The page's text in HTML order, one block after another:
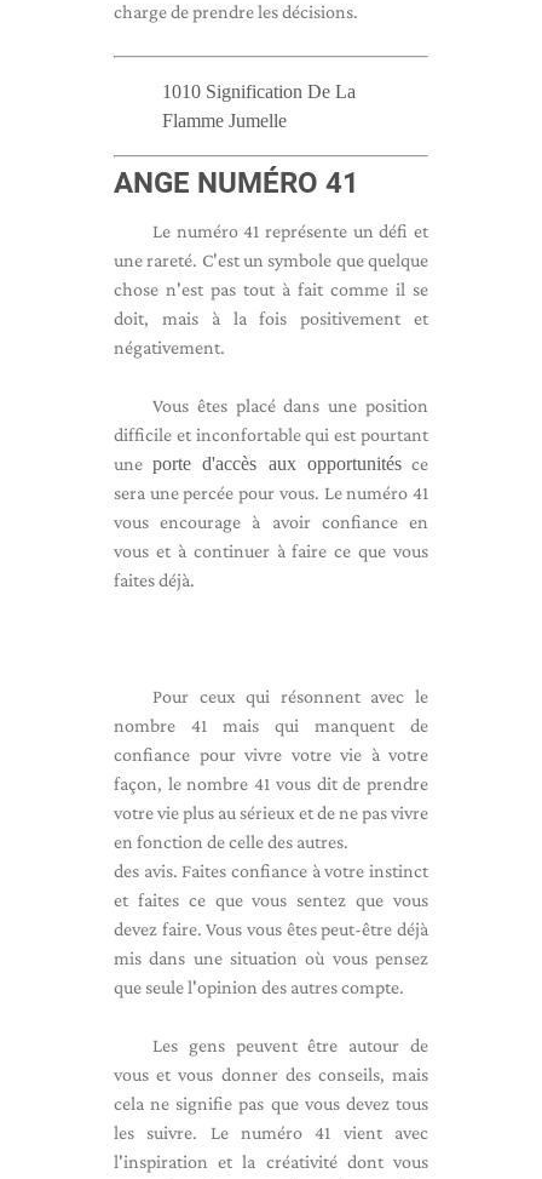
charge de prendre les décisions.
1010 Signification De La
Flamme Jumelle
ANGE NUMÉRO 41
Le numéro 41 représente un défi et
une rareté. C'est un symbole que quelque
chose n'est pas tout à fait comme il se
doit, mais à la fois positivement et
négativement.
Vous êtes placé dans une position
difficile et inconfortable qui est pourtant
uneporte d'accès aux opportunitésce
sera une percée pour vous. Le numéro 41
vous encourage à avoir confiance en
vous et à continuer à faire ce que vous
faites déjà.
Pour ceux qui résonnent avec le
nombre 41 mais qui manquent de
confiance pour vivre votre vie à votre
façon, le nombre 41 vous dit de prendre
votre vie plus au sérieux et de ne pas vivre
en fonction de celle des autres.
des avis. Faites confiance à votre instinct
et faites ce que vous sentez que vous
devez faire. Vous vous êtes peut-être déjà
mis dans une situation où vous pensez
que seule l'opinion des autres compte.
Les gens peuvent être autour de
vous et vous donner des conseils, mais
cela ne signifie pas que vous devez tous
les suivre. Le numéro 41 vient avec
l'inspiration et la créativité dont vous